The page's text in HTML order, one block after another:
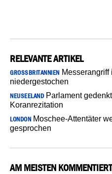
RELEVANTE ARTIKEL
GROSSBRITANNIEN
niedergestochen
NEUSEELANDParlament
Koranrezitation
LONDON Moschee-Attentäter
gesprochen
AM MEISTEN KOMMENTIERT